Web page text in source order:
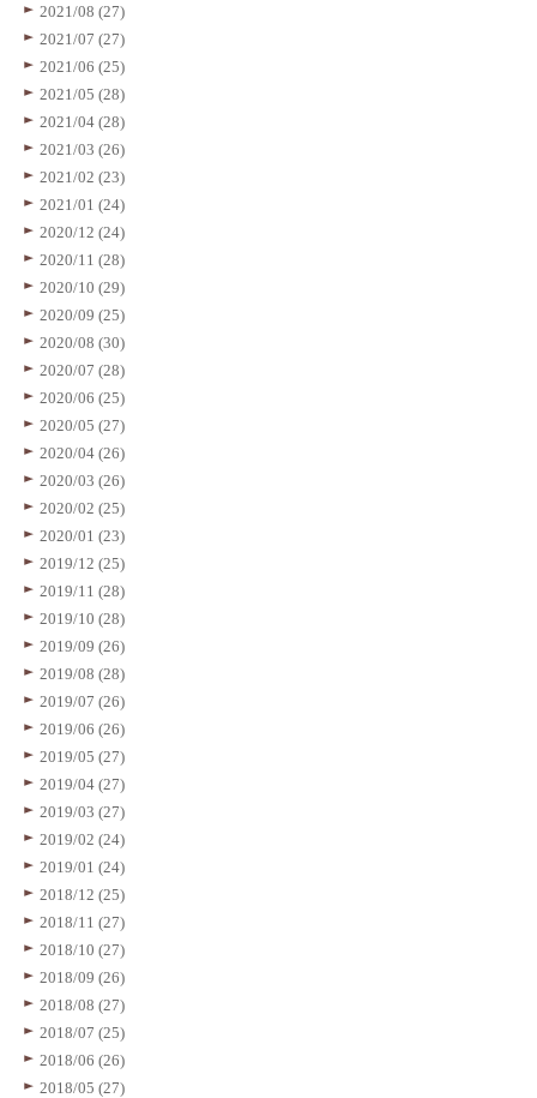
2021/08 (27)
2021/07 (27)
2021/06 (25)
2021/05 (28)
2021/04 (28)
2021/03 (26)
2021/02 (23)
2021/01 (24)
2020/12 (24)
2020/11 (28)
2020/10 (29)
2020/09 (25)
2020/08 (30)
2020/07 (28)
2020/06 (25)
2020/05 (27)
2020/04 (26)
2020/03 (26)
2020/02 (25)
2020/01 (23)
2019/12 (25)
2019/11 (28)
2019/10 (28)
2019/09 (26)
2019/08 (28)
2019/07 (26)
2019/06 (26)
2019/05 (27)
2019/04 (27)
2019/03 (27)
2019/02 (24)
2019/01 (24)
2018/12 (25)
2018/11 (27)
2018/10 (27)
2018/09 (26)
2018/08 (27)
2018/07 (25)
2018/06 (26)
2018/05 (27)